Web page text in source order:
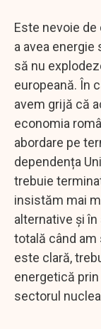
Este nevoie
a avea
să nu
europeană. În
avem grijă că
economia
abordare pe
dependența
trebuie
insistăm mai
alternative și
totală când am
este clară,
energetică
sectorul